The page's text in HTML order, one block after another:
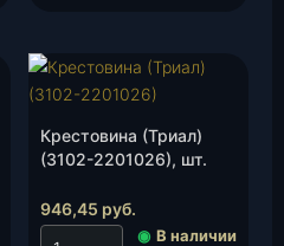
Крестовина (Триал)
(3102-2201026), шт.
946,45 руб.
◉ В наличии